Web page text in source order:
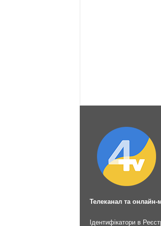
Телеканал та онлайн-
Ідентифікатори в